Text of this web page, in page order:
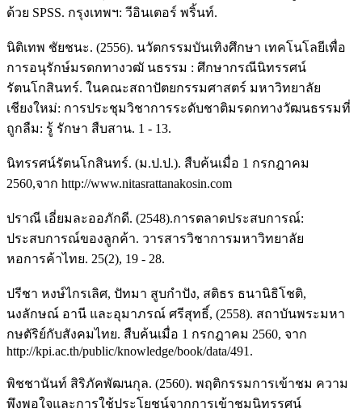
ด้วย SPSS. กรุงเทพฯ: วีอินเตอร์ พริ้นท์.
นิติเทพ ชัยชนะ. (2556). นวัตกรรมบันเทิงศึกษา เทคโนโลยีเพื่อ
การอนุรักษ์มรดกทางวฒั นธรรม : ศึกษากรณีนิทรรศน์
รัตนโกสินทร์. ในคณะสถาปัตยกรรมศาสตร์ มหาวิทยาลัย
เชียงใหม่: การประชุมวิชาการระดับชาติมรดกทางวัฒนธรรมที่
ถูกลืม: รู้ รักษา สืบสาน. 1 - 13.
นิทรรศน์รัตนโกสินทร์. (ม.ป.ป.). สืบค้นเมื่อ 1 กรกฎาคม
2560,จาก http://www.nitasrattanakosin.com
ปราณี เอี่ยมละออภักดี. (2548).การตลาดประสบการณ์:
ประสบการณ์ของลูกค้า. วารสารวิชาการมหาวิทยาลัย
หอการค้าไทย. 25(2), 19 - 28.
ปรีชา หงษ์ไกรเลิศ, ปัทมา สูบกำปัง, สติธร ธนานิธิโชติ,
นงลักษณ์ อานี และอุมาภรณ์ ศรีสุทธิ์, (2558). สถาบันพระมหา
กษตัริย์กับสังคมไทย. สืบค้นเมื่อ 1 กรกฎาคม 2560, จาก
http://kpi.ac.th/public/knowledge/book/data/491.
พิชชานันท์ สิริภัคพัฒนกุล. (2560). พฤติกรรมการเข้าชม ความ
พึงพอใจและการใช้ประโยชน์จากการเข้าชมนิทรรศน์